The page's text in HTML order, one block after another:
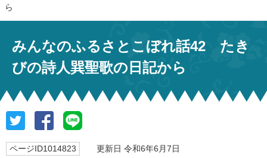
ら
みんなのふるさとこぼれ話42 たき
びの詩人巽聖歌の日記から
ページID1014823 更新日 令和6年6月7日